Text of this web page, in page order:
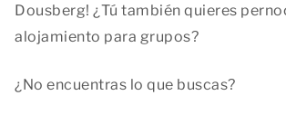
Dousberg! ¿Tú también quieres
alojamiento para grupos?
¿No encuentras lo que buscas?